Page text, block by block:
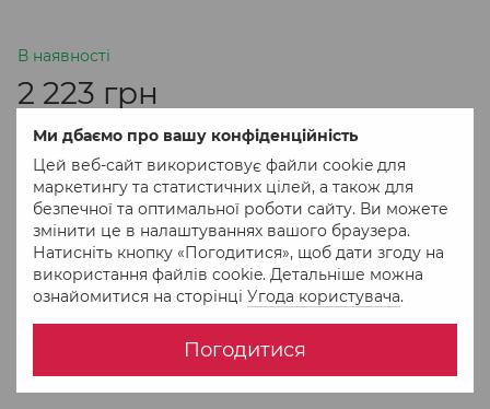
Ми дбаємо про вашу конфіденційність
Цей веб-сайт використовує файли cookie для
маркетингу та статистичних цілей, а також для
безпечної та оптимальної роботи сайту. Ви можете
змінити це в налаштуваннях вашого браузера.
Натисніть кнопку «Погодитися», щоб дати згоду на
використання файлів cookie. Детальніше можна
ознайомитися на сторінці Угода користувача.
Погодитися
В наявності
2 223 грн
В кошик
Придбати в 1 клік
До обраного Порівняти